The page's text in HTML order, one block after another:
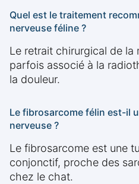
Quel est le traitement
nerveuse féline ?
Le retrait chirurgical de la
parfois associé à la
la douleur.
Le fibrosarcome félin est-il
nerveuse ?
Le fibrosarcome est une
conjonctif, proche des
chez le chat.